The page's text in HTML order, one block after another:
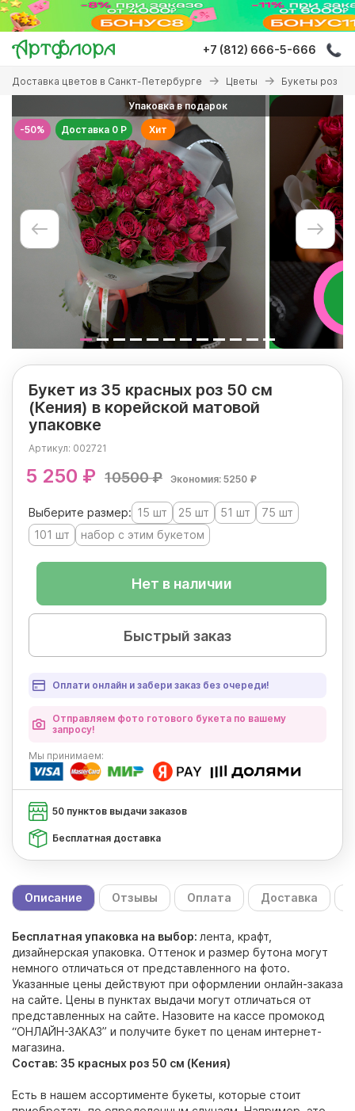
Перейти
основному
содержанию
+7 (812) 666-5-666
Вы
здесь
Доставка цветов в Санкт-Петербурге Цветы Букеты роз
-50%
Упаковка в подарок
Доставка 0 Р
Хит
Букет из 35 красных роз 50 см
(Кения) в корейской матовой
упаковке
Артикул: 002721
5 250 ₽ 10500 ₽ Экономия: 5250 ₽
Выберите размер: 15 шт 25 шт 51 шт
75 шт
101 шт
набор с этим букетом
Нет в наличии
Быстрый заказ
Оплати онлайн и забери заказ без очереди!
Отправляем фото готового букета по вашему
запросу!
Мы принимаем:
50 пунктов выдачи заказов
Бесплатная доставка
Описание Отзывы Оплата Доставка
Бесплатная упаковка на выбор: лента, крафт,
дизайнерская упаковка. Оттенок и размер бутона могут
немного отличаться от представленного на фото.
Указанные цены действуют при оформлении онлайн-заказа
на сайте. Цены в пунктах выдачи могут отличаться от
представленных на сайте. Назовите на кассе промокод
“ОНЛАЙН-ЗАКАЗ” и получите букет по ценам интернет-
магазина.
Состав: 35 красных роз 50 см (Кения)
Есть в нашем ассортименте букеты, которые стоит